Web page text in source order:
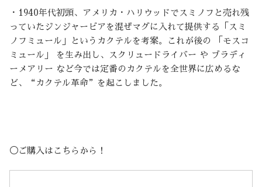
・1940年代初頭、アメリカ・ハリウッドでスミノフと売れ残
っていたジンジャービアを混ぜマグに入れて提供する「スミ
ノフミュール」というカクテルを考案。これが後の 「モスコ
ミュール」 を生み出し、スクリュードライバー や ブラディ
ーメアリー など今では定番のカクテルを全世界に広めるな
ど、“カクテル革命”を起こしました。
◯ご購入はこちらから！